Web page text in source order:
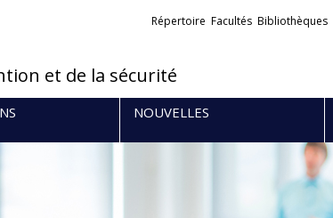
et de la sécurité
Liens
Répertoire Facultés Bibliothèques
NOUVELLES